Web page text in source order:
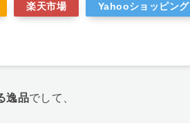
楽天市場 Yahooショッピング
逸品でして、